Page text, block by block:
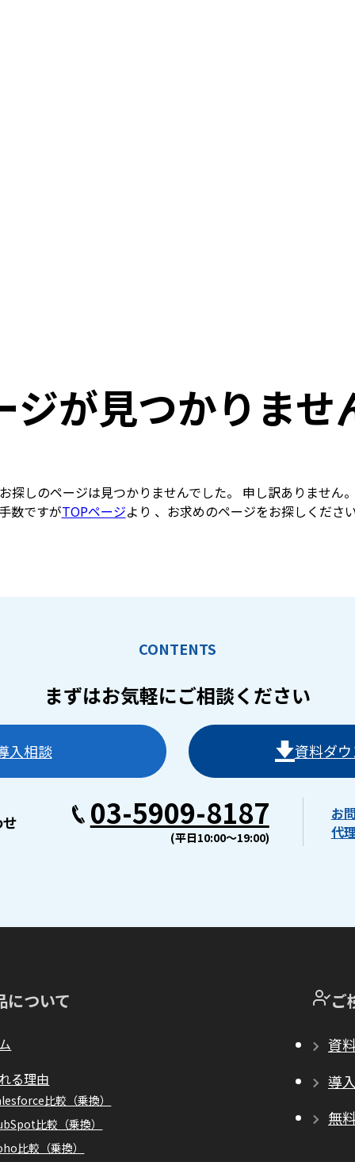
ジが見つかりませ
探しのページは見つかりませんでした。 申し訳ありません。
数ですがTOPページより 、お求めのページをお探しください
CONTENTS
まずはお気軽にご相談ください
入相談 資料ダ
03-5909-8187
(平日10:00〜19:00)
お
代
について
る理由
比較（乗換）
比較（乗換）
比較（乗換）
ご
資
導
無